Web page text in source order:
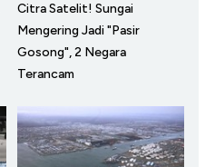
Citra Satelit! Sungai
Mengering Jadi "Pasir
Gosong", 2 Negara
Terancam